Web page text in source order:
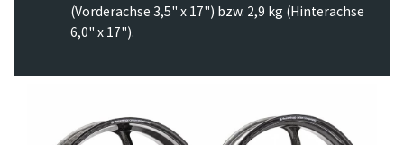
(Vorderachse 3,5" x 17") bzw. 2,9 kg (Hinterachse
6,0" x 17").